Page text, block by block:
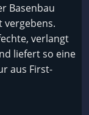
Basenbau
vergebens.
verlangt
liefert so eine
aus First-